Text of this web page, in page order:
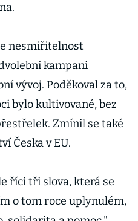
nesmiřitelnost
kampani
vývoj. Poděkoval za to,
bylo kultivované, bez
Zmínil se také
Česka v EU.
říci tři slova, která se
o tom roce uplynulém,